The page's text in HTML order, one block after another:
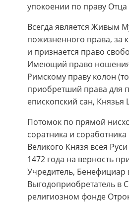
упокоении по праву
Всегда является Живым
пожизненного права, за
и признается право
Имеющий право ношения
Римскому праву колон
приобретший права для
епископский сан, Князья
Потомок по прямой
соратника и
Великого Князя всея
1472 года на верность
Учредитель, Бенефициар
Выгодоприобретатель в
религиозном фонде